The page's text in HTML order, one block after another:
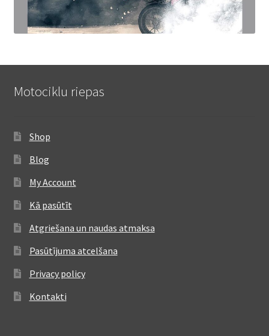
Motociklu riepas
Shop
Blog
My Account
Kā pasūtīt
Atgriešana un naudas atmaksa
Pasūtījuma atcelšana
Privacy policy
Kontakti